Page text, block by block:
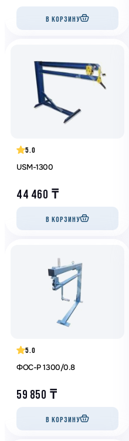
В КОРЗИНУ
5.0
USM-1300
44 460 ₸
В КОРЗИНУ
5.0
ФОС-Р 1300/0.8
59 850 ₸
В КОРЗИНУ